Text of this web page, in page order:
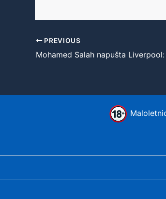
PREVIOUS